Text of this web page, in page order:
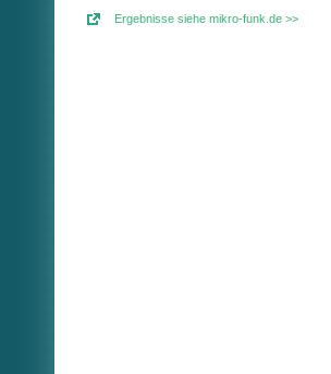
Ergebnisse siehe mikro-funk.de >>